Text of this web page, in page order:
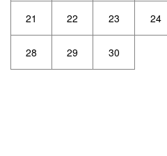
21 22 23 24
28 29 30